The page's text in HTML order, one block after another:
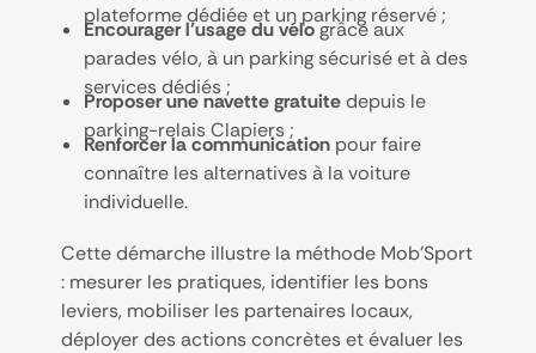
plateforme dédiée et un parking réservé ;
Encourager l’usage du vélogrâce aux
parades vélo, à un parking sécurisé et à des
services dédiés ;
Proposer une navette gratuitedepuis le
parking-relais Clapiers ;
Renforcer la communication pour faire
connaître les alternatives à la voiture
individuelle.
Cette démarche illustre la méthode Mob’Sport
: mesurer les pratiques, identifier les bons
leviers, mobiliser les partenaires locaux,
déployer des actions concrètes et évaluer les